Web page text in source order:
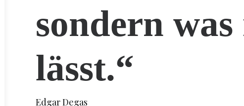
sondern
lässt.“
Edgar Degas